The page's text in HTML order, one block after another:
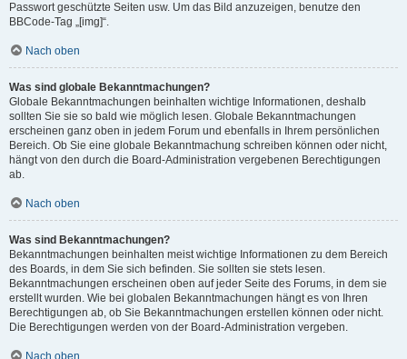
Passwort geschützte Seiten usw. Um das Bild anzuzeigen, benutze den
BBCode-Tag „[img]“.
Nach oben
Was sind globale Bekanntmachungen?
Globale Bekanntmachungen beinhalten wichtige Informationen, deshalb
sollten Sie sie so bald wie möglich lesen. Globale Bekanntmachungen
erscheinen ganz oben in jedem Forum und ebenfalls in Ihrem persönlichen
Bereich. Ob Sie eine globale Bekanntmachung schreiben können oder nicht,
hängt von den durch die Board-Administration vergebenen Berechtigungen
ab.
Nach oben
Was sind Bekanntmachungen?
Bekanntmachungen beinhalten meist wichtige Informationen zu dem Bereich
des Boards, in dem Sie sich befinden. Sie sollten sie stets lesen.
Bekanntmachungen erscheinen oben auf jeder Seite des Forums, in dem sie
erstellt wurden. Wie bei globalen Bekanntmachungen hängt es von Ihren
Berechtigungen ab, ob Sie Bekanntmachungen erstellen können oder nicht.
Die Berechtigungen werden von der Board-Administration vergeben.
Nach oben